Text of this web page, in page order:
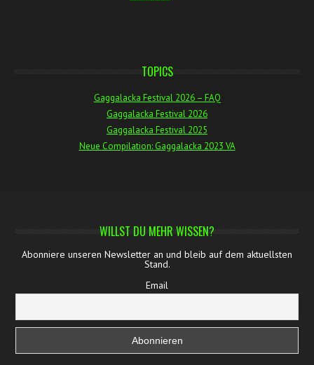
TOPICS
Gaggalacka Festival 2026 – FAQ
Gaggalacka Festival 2026
Gaggalacka Festival 2025
Neue Compilation: Gaggalacka 2023 VA
WILLST DU MEHR WISSEN?
Abonniere unseren Newsletter an und bleib auf dem aktuellsten
Stand.
Email